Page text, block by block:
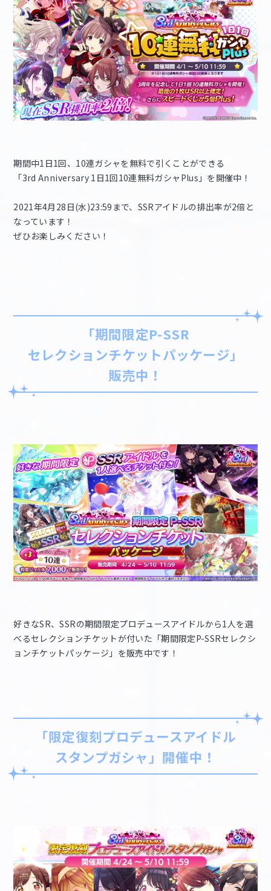
期間中1日1回、10連ガシャを無料で引くことができる
「3rd Anniversary 1日1回10連無料ガシャPlus」を開催中！
2021年4月28日(水)23:59まで、SSRアイドルの排出率が2倍と
なっています！
ぜひお楽しみください！
「期間限定P-SSR
セレクションチケットパッケージ」
販売中！
好きなSR、SSRの期間限定プロデュースアイドルから1人を選
べるセレクションチケットが付いた「期間限定P-SSRセレクシ
ョンチケットパッケージ」を販売中です！
「限定復刻プロデュースアイドル
スタンプガシャ」開催中！